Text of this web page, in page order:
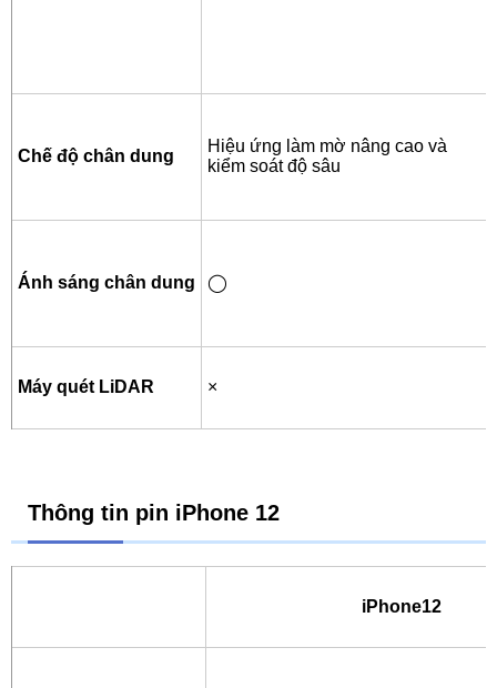
Chế độ chân dung
Hiệu ứng làm mờ nâng cao và
kiểm soát độ sâu
Ánh sáng chân dung ◯
Máy quét LiDAR ×
Thông tin pin iPhone 12
iPhone12